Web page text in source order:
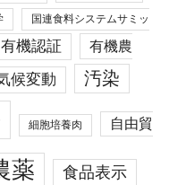
国連食料システムサミッ
有機認証 有機農
候変動 汚染
細胞培養肉 自由貿
薬 食品表示